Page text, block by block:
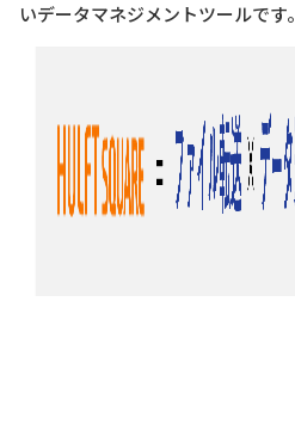
いデータマネジメントツールです。